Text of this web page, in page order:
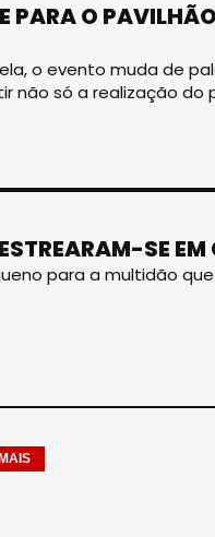
PARA O
o evento muda de
não só a realização
SE EM
para a multidão